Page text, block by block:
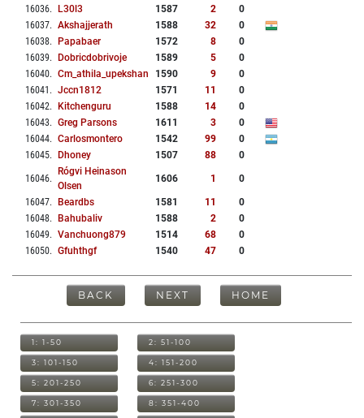
16036. L30l3 1587 2
0
16037. Akshajjerath 1588 32
0
16038. Papabaer 1572 8
0
16039. Dobricdobrivoje 1589 5
0
16040. Cm_athila_upekshan 1590 9
0
16041 . Jccn1812 1571 11
0
16042. Kitchenguru 1588 14
0
16043. Greg Parsons 1611 3
0
16044. Carlosmontero 1542 99
0
16045. Dhoney 1507 88 0
16046.
Rógvi Heinason
Olsen
1606 1 0
16047. Beardbs 1581 11
0
16048. Bahubaliv 1588 2
0
16049. Vanchuong879 1514 68
0
16050. Gfuhthgf 1540 47 0
BACK NEXT HOME
1: 1-50 2: 51-100
3: 101-150 4: 151-200
5: 201-250 6: 251-300
7: 301-350 8: 351-400